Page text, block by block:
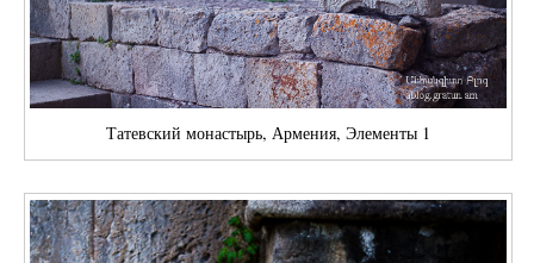
Татевский монастырь, Армения, Элементы 1